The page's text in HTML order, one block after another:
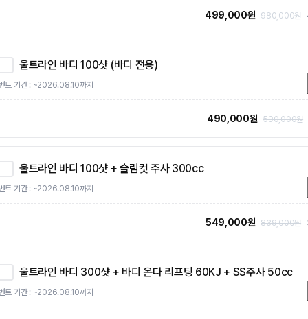
499,000원 980,000원
울트라인 바디 100샷 (바디 전용)
트 기간 : ~2026.08.10까지
490,000원 590,000원
울트라인 바디 100샷 + 슬림컷 주사 300cc
트 기간 : ~2026.08.10까지
549,000원 839,000원
울트라인 바디 300샷 + 바디 온다 리프팅 60KJ + SS주사 50cc
트 기간 : ~2026.08.10까지